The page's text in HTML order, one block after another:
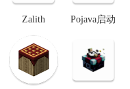
Zalith
动器v1.4.1.4
安卓版
Pojava启动
(Pojav
ZH)v1.0.6.3
安卓